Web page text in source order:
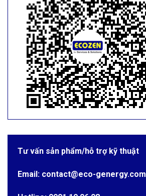
Tư vấn sản phẩm/hỗ trợ kỹ thuật
Email: contact@eco-genergy.com